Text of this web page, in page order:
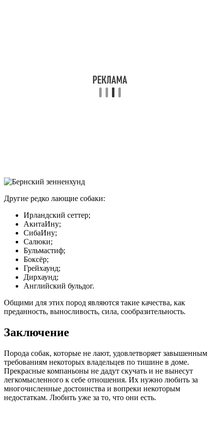
Другие редко лающие собаки:
Ирландский сеттер;
АкитаИну;
СибаИну;
Салюки;
Бульмастиф;
Боксёр;
Грейхаунд;
Дирхаунд;
Английский бульдог.
Общими для этих пород являются такие качества, как
преданность, выносливость, сила, сообразительность.
Заключение
Порода собак, которые не лают, удовлетворяет завышенным
требованиям некоторых владельцев по тишине в доме.
Прекрасные компаньоны не дадут скучать и не вынесут
легкомысленного к себе отношения. Их нужно любить за
многочисленные достоинства и вопреки некоторым
недостаткам. Любить уже за то, что они есть.